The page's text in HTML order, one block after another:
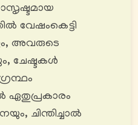
വേഷംകെട്ടി
അവരുടെ
ചേഷ്ടകൾ
ചിന്തിച്ചാൽ